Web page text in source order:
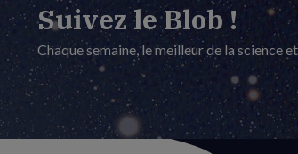
Suivez le Blob !
Chaque semaine, le meilleur de la science et